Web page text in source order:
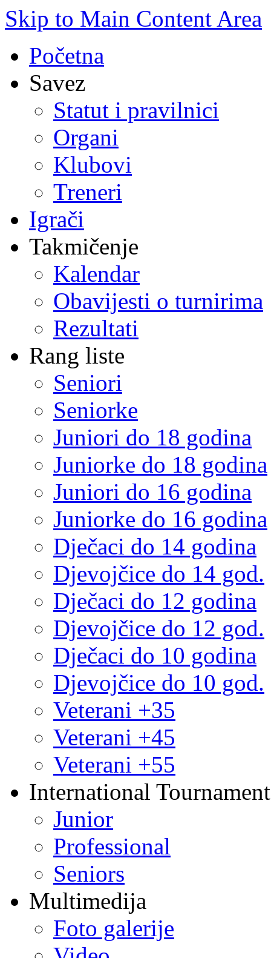
Skip to Main Content Area
Početna
Savez
Statut i pravilnici
Organi
Klubovi
Treneri
Igrači
Takmičenje
Kalendar
Obavijesti o turnirima
Rezultati
Rang liste
Seniori
Seniorke
Juniori do 18 godina
Juniorke do 18 godina
Juniori do 16 godina
Juniorke do 16 godina
Dječaci do 14 godina
Djevojčice do 14 god.
Dječaci do 12 godina
Djevojčice do 12 god.
Dječaci do 10 godina
Djevojčice do 10 god.
Veterani +35
Veterani +45
Veterani +55
International
Junior
Professional
Seniors
Multimedija
Foto galerije